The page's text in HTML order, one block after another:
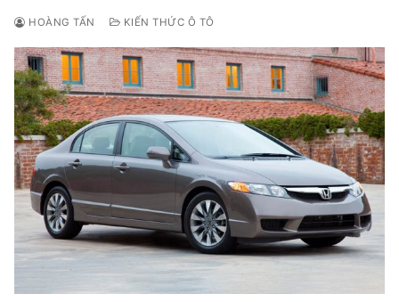
HOÀNG TẤN KIẾN THỨC Ô TÔ